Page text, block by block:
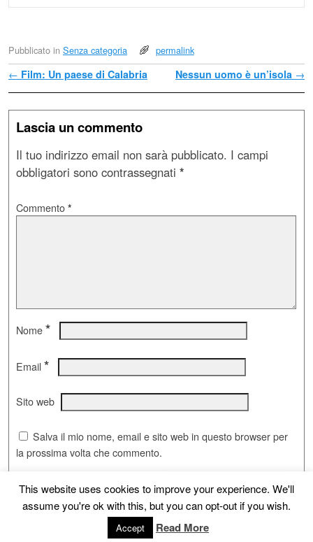
Pubblicato in Senza categoria permalink
Navigazione Articoli
← Film: Un paese di Calabria Nessun uomo è un’isola →
Lascia un commento
Il tuo indirizzo email non sarà pubblicato. I campi
obbligatori sono contrassegnati *
Commento *
Nome *
Email *
Sito web
Salva il mio nome, email e sito web in questo browser per
la prossima volta che commento.
This website uses cookies to improve your experience. We'll
assume you're ok with this, but you can opt-out if you wish.
Accept Read More